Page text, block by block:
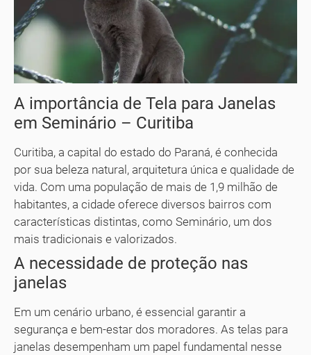
A importância de Tela para Janelas
em Seminário – Curitiba
Curitiba, a capital do estado do Paraná, é conhecida
por sua beleza natural, arquitetura única e qualidade de
vida. Com uma população de mais de 1,9 milhão de
habitantes, a cidade oferece diversos bairros com
características distintas, como Seminário, um dos
mais tradicionais e valorizados.
A necessidade de proteção nas
janelas
Em um cenário urbano, é essencial garantir a
segurança e bem-estar dos moradores. As telas para
janelas desempenham um papel fundamental nesse